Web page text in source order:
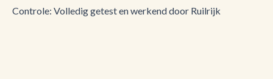
Controle: Volledig getest en werkend door Ruilrijk